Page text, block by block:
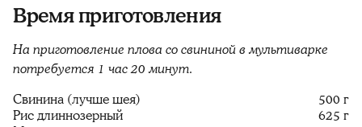
Время приготовления
На приготовление плова со свининой в мультиварке
потребуется 1 час 20 минут.
Свинина (лучше шея)
500 г
Рис длиннозерный
625 г